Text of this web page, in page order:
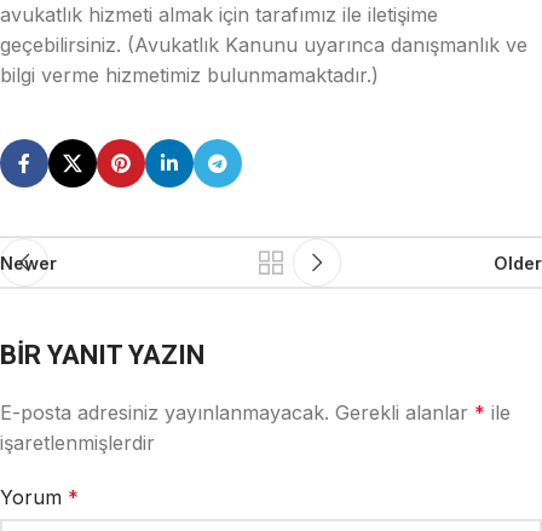
avukatlık hizmeti almak için tarafımız ile iletişime
geçebilirsiniz. (Avukatlık Kanunu uyarınca danışmanlık ve
bilgi verme hizmetimiz bulunmamaktadır.)
Newer Older
BIR YANIT YAZIN
E-posta adresiniz yayınlanmayacak. Gerekli alanlar * ile
işaretlenmişlerdir
Yorum *